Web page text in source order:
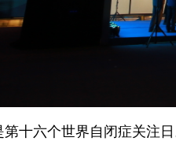
第十六个世界自闭症关注